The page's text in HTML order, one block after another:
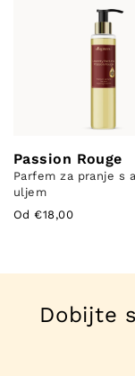
Passion Rouge
Parfem za pranje s
uljem
Od €18,00
Dobijte